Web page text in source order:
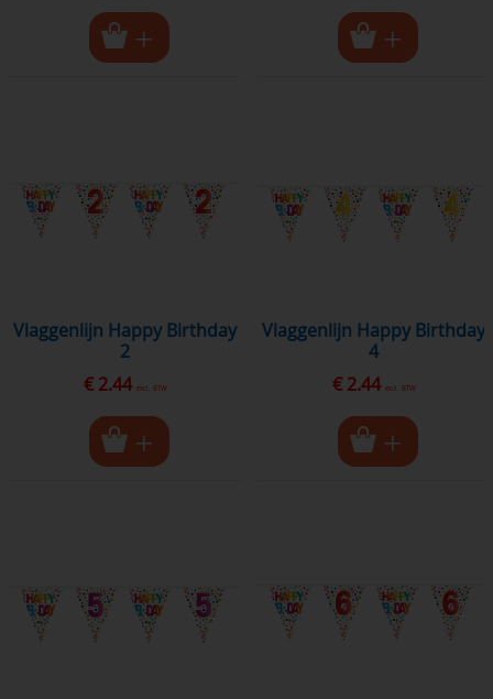
Vlaggenlijn Happy Birthday
2
€ 2.44 excl. BTW
vlaggenlijn Happy Birthday
4
€ 2.44 excl. BTW